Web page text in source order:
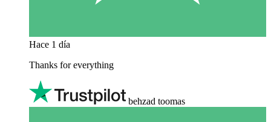
Hace 1 día
Thanks for everything
behzad toomas